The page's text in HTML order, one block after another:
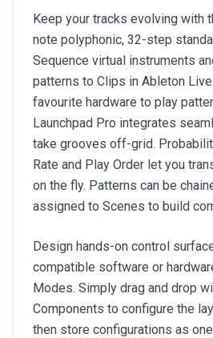
Keep your tracks evolving with
note polyphonic, 32-step
Sequence virtual instruments
patterns to Clips in Ableton
favourite hardware to play
Launchpad Pro integrates
take grooves off-grid.
Rate and Play Order let you
on the fly. Patterns can be
assigned to Scenes to build
Design hands-on control
compatible software or
Modes. Simply drag and drop
Components to configure the
then store configurations as